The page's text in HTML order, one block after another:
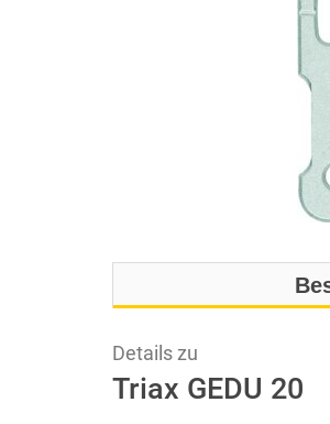
Details zu
Triax GEDU 20